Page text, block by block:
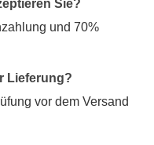
und 70%
Lieferung?
vor dem Versand